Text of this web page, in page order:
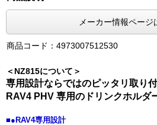
メーカー情報ページ
商品コード：4973007512530
＜NZ815について＞
専用設計ならではのピッタリ取り
RAV4 PHV 専用のドリンクホルダ
■●RAV4専用設計